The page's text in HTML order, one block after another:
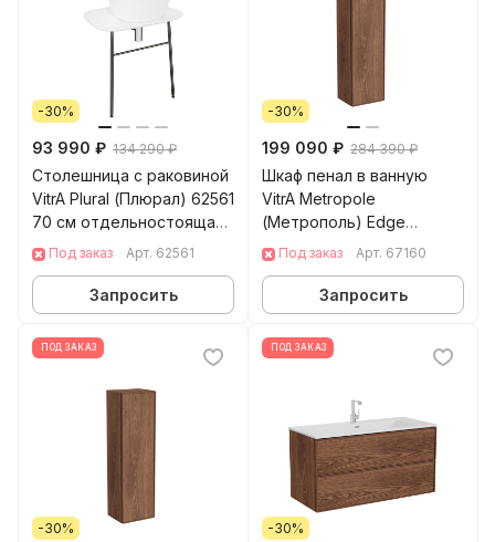
-30%
93 990 ₽ 134 290 ₽
Столешница с раковиной
VitrA Plural (Плюрал) 62561
70 см отдельностоящая
матовая белая керамика
Под заказ Арт. 62561
Запросить
-30%
199 090 ₽ 284 390 ₽
Шкаф пенал в ванную
VitrA Metropole
(Метрополь) Edge
(Метрополь Эдж) 67160
Под заказ Арт. 67160
Запросить
ПОД ЗАКАЗ
-30%
ПОД ЗАКАЗ
-30%